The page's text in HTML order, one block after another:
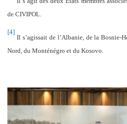
de CIVIPOL.
[4]
Il s’agissait de l’Albanie, de la Bosnie-
Nord, du Monténégro et du Kosovo.